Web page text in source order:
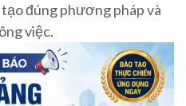
đúng phương pháp và
việc.